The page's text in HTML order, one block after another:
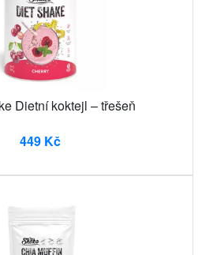
Dietní koktejl – třešeň
449 Kč